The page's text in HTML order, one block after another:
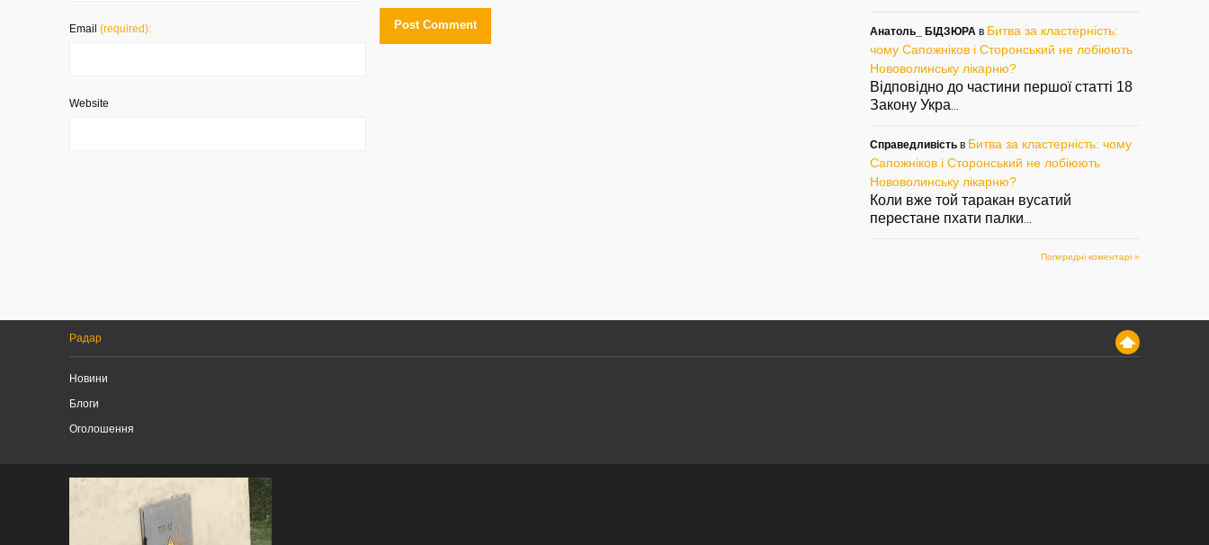
Email (required):
Website
Анатоль_ БІДЗЮРА в Битва за кластерність:
чому Сапожніков і Сторонський не лобіюють
Нововолинську лікарню?
Відповідно до частини першої статті 18
Закону Укра
Справедливість в Битва за кластерність: чому
Сапожніков і Сторонський не лобіюють
Нововолинську лікарню?
Коли вже той таракан вусатий
перестане пхати палки
Попередні коментарі »
Радар
Новини
Блоги
Оголошення